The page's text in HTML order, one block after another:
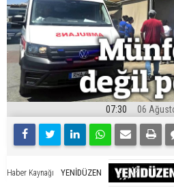
07:30 06
Haber Kaynağı YENİDÜZEN